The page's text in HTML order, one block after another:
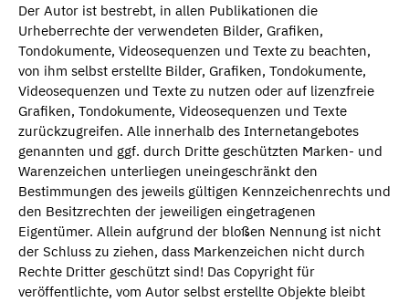
Der Autor ist bestrebt, in allen Publikationen die
Urheberrechte der verwendeten Bilder, Grafiken,
Tondokumente, Videosequenzen und Texte zu beachten,
von ihm selbst erstellte Bilder, Grafiken, Tondokumente,
Videosequenzen und Texte zu nutzen oder auf lizenzfreie
Grafiken, Tondokumente, Videosequenzen und Texte
zurückzugreifen. Alle innerhalb des Internetangebotes
genannten und ggf. durch Dritte geschützten Marken- und
Warenzeichen unterliegen uneingeschränkt den
Bestimmungen des jeweils gültigen Kennzeichenrechts und
den Besitzrechten der jeweiligen eingetragenen
Eigentümer. Allein aufgrund der bloßen Nennung ist nicht
der Schluss zu ziehen, dass Markenzeichen nicht durch
Rechte Dritter geschützt sind! Das Copyright für
veröffentlichte, vom Autor selbst erstellte Objekte bleibt